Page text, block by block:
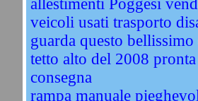
allestimenti Poggesi
veicoli usati trasporto
guarda questo
tetto alto del 2008 pronta
consegna
rampa manuale